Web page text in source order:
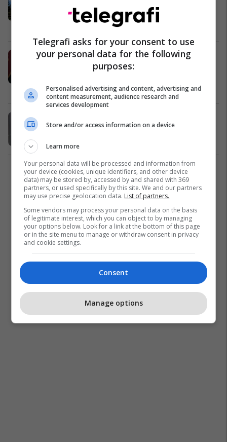
vende pune
19/12/2022
Shkarkohet nga detyra drejtori i
policisë në Shqipëri, Çuçi: Nuk
Shqipëri 31/08/2022
lirimin: “Më rrezikohet jeta në burg”
1
Telegrafi asks for your consent to use
your personal data for the following
purposes:
Personalised advertising and content, advertising and
content measurement, audience research and
services development
Store and/or access information on a device
Learn more
Your personal data will be processed and information from
your device (cookies, unique identifiers, and other device
data) may be stored by, accessed by and shared with 369
partners, or used specifically by this site. We and our partners
may use precise geolocation data. List of partners.
Some vendors may process your personal data on the basis
of legitimate interest, which you can object to by managing
your options below. Look for a link at the bottom of this page
or in the site menu to manage or withdraw consent in privacy
and cookie settings.
Consent
Manage options